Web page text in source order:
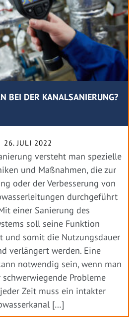
BEI DER KANALSANIERUNG?
26. JULI 2022
versteht man spezielle
und Maßnahmen, die zur
oder der Verbesserung von
durchgeführt
einer Sanierung des
soll seine Funktion
und somit die Nutzungsdauer
verlängert werden. Eine
notwendig sein, wenn man
schwerwiegende Probleme
Zeit muss ein intakter
[…]